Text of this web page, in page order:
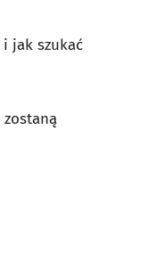
jak szukać